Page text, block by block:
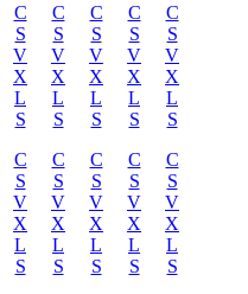
C
S
V
X
L
S
C
S
V
X
L
S
C
S
V
X
L
S
C
S
V
X
L
S
C
S
V
X
L
S
C
S
V
X
L
S
C
S
V
X
L
S
C
S
V
X
L
S
C
S
V
X
L
S
C
S
V
X
L
S